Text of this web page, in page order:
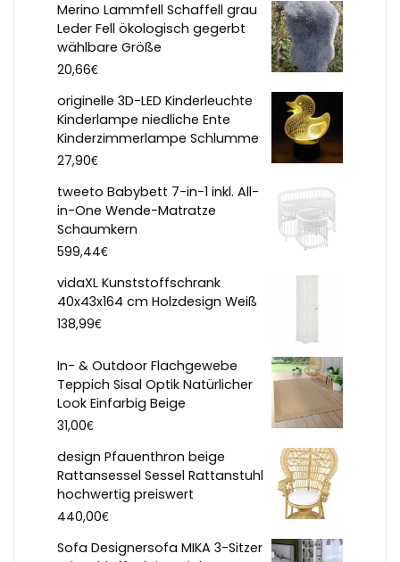
Merino Lammfell Schaffell grau
Leder Fell ökologisch gegerbt
wählbare Größe
20,66€
originelle 3D-LED Kinderleuchte
Kinderlampe niedliche Ente
Kinderzimmerlampe Schlumme
27,90€
tweeto Babybett 7-in-1 inkl. All-
in-One Wende-Matratze
Schaumkern
599,44€
vidaXL Kunststoffschrank
40x43x164 cm Holzdesign Weiß
138,99€
In- & Outdoor Flachgewebe
Teppich Sisal Optik Natürlicher
Look Einfarbig Beige
31,00€
design Pfauenthron beige
Rattansessel Sessel Rattanstuhl
hochwertig preiswert
440,00€
Sofa Designersofa MIKA 3-Sitzer